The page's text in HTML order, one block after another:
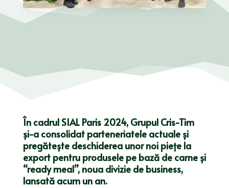
În cadrul SIAL Paris 2024, Grupul Cris-Tim
și-a consolidat parteneriatele actuale și
pregătește deschiderea unor noi piețe la
export pentru produsele pe bază de carne și
“ready meal”, noua divizie de business,
lansată acum un an.